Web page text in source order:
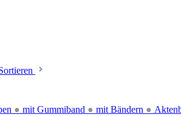
● mit Gummiband ● mit Bändern ●